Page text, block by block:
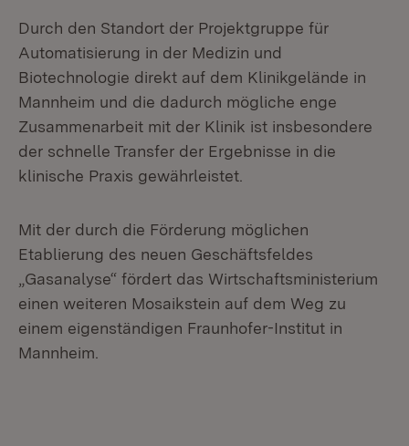
Durch den Standort der Projektgruppe für
Automatisierung in der Medizin und
Biotechnologie direkt auf dem Klinikgelände in
Mannheim und die dadurch mögliche enge
Zusammenarbeit mit der Klinik ist insbesondere
der schnelle Transfer der Ergebnisse in die
klinische Praxis gewährleistet.
Mit der durch die Förderung möglichen
Etablierung des neuen Geschäftsfeldes
„Gasanalyse“ fördert das Wirtschaftsministerium
einen weiteren Mosaikstein auf dem Weg zu
einem eigenständigen Fraunhofer-Institut in
Mannheim.